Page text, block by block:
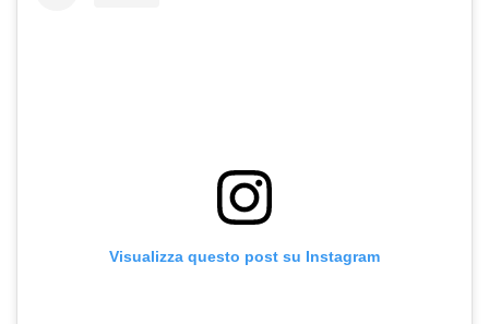
Visualizza questo post su Instagram